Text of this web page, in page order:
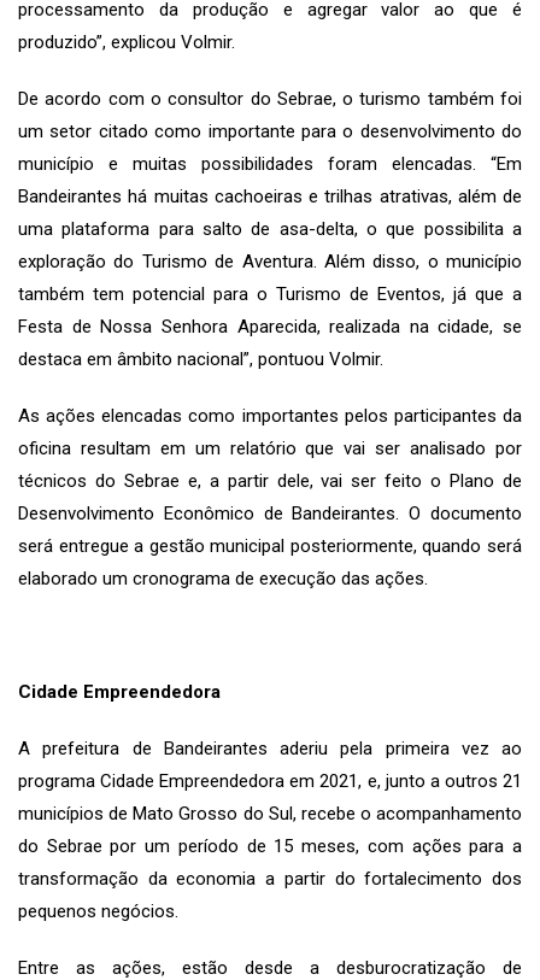
processamento da produção e agregar valor ao que é
produzido”, explicou Volmir.
De acordo com o consultor do Sebrae, o turismo também foi
um setor citado como importante para o desenvolvimento do
município e muitas possibilidades foram elencadas. “Em
Bandeirantes há muitas cachoeiras e trilhas atrativas, além de
uma plataforma para salto de asa-delta, o que possibilita a
exploração do Turismo de Aventura. Além disso, o município
também tem potencial para o Turismo de Eventos, já que a
Festa de Nossa Senhora Aparecida, realizada na cidade, se
destaca em âmbito nacional”, pontuou Volmir.
As ações elencadas como importantes pelos participantes da
oficina resultam em um relatório que vai ser analisado por
técnicos do Sebrae e, a partir dele, vai ser feito o Plano de
Desenvolvimento Econômico de Bandeirantes. O documento
será entregue a gestão municipal posteriormente, quando será
elaborado um cronograma de execução das ações.
Cidade Empreendedora
A prefeitura de Bandeirantes aderiu pela primeira vez ao
programa Cidade Empreendedora em 2021, e, junto a outros 21
municípios de Mato Grosso do Sul, recebe o acompanhamento
do Sebrae por um período de 15 meses, com ações para a
transformação da economia a partir do fortalecimento dos
pequenos negócios.
Entre as ações, estão desde a desburocratização de